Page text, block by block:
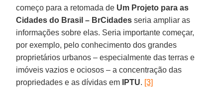
começo para a retomada de Um Projeto para as
Cidades do Brasil – BrCidades seria ampliar as
informações sobre elas. Seria importante começar,
por exemplo, pelo conhecimento dos grandes
proprietários urbanos – especialmente das terras e
imóveis vazios e ociosos – a concentração das
propriedades e as dívidas em
IPTU. [3]